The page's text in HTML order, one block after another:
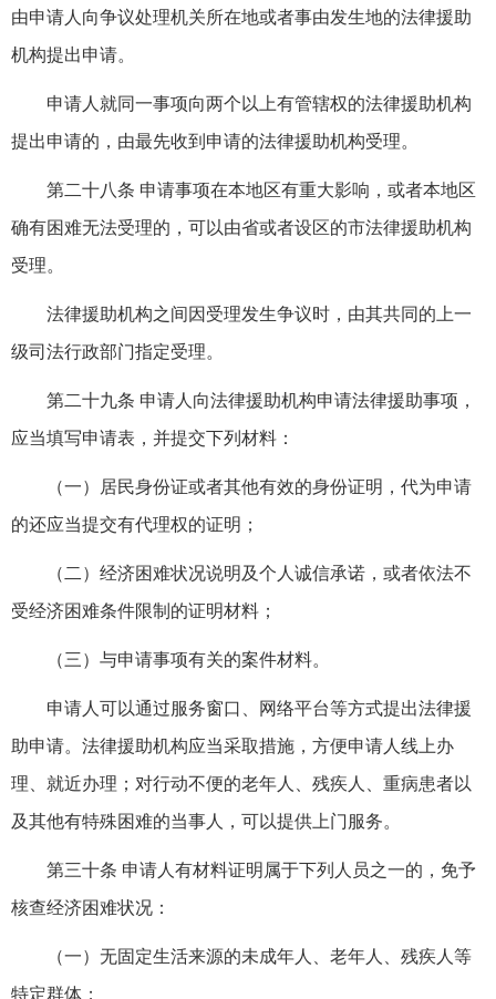
由申请人向争议处理机关所在地或者事由发生地的法律援助
机构提出申请。
申请人就同一事项向两个以上有管辖权的法律援助机构
提出申请的，由最先收到申请的法律援助机构受理。
第二十八条 申请事项在本地区有重大影响，或者本地区
确有困难无法受理的，可以由省或者设区的市法律援助机构
受理。
法律援助机构之间因受理发生争议时，由其共同的上一
级司法行政部门指定受理。
第二十九条 申请人向法律援助机构申请法律援助事项，
应当填写申请表，并提交下列材料：
（一）居民身份证或者其他有效的身份证明，代为申请
的还应当提交有代理权的证明；
（二）经济困难状况说明及个人诚信承诺，或者依法不
受经济困难条件限制的证明材料；
（三）与申请事项有关的案件材料。
申请人可以通过服务窗口、网络平台等方式提出法律援
助申请。法律援助机构应当采取措施，方便申请人线上办
理、就近办理；对行动不便的老年人、残疾人、重病患者以
及其他有特殊困难的当事人，可以提供上门服务。
第三十条 申请人有材料证明属于下列人员之一的，免予
核查经济困难状况：
（一）无固定生活来源的未成年人、老年人、残疾人等
特定群体；